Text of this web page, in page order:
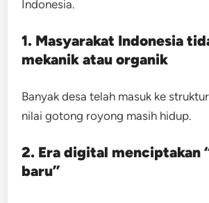
Indonesia.
1. Masyarakat Indonesia
mekanik atau organik
Banyak desa telah masuk ke
nilai gotong royong masih hidup.
2. Era digital menciptakan
baru”